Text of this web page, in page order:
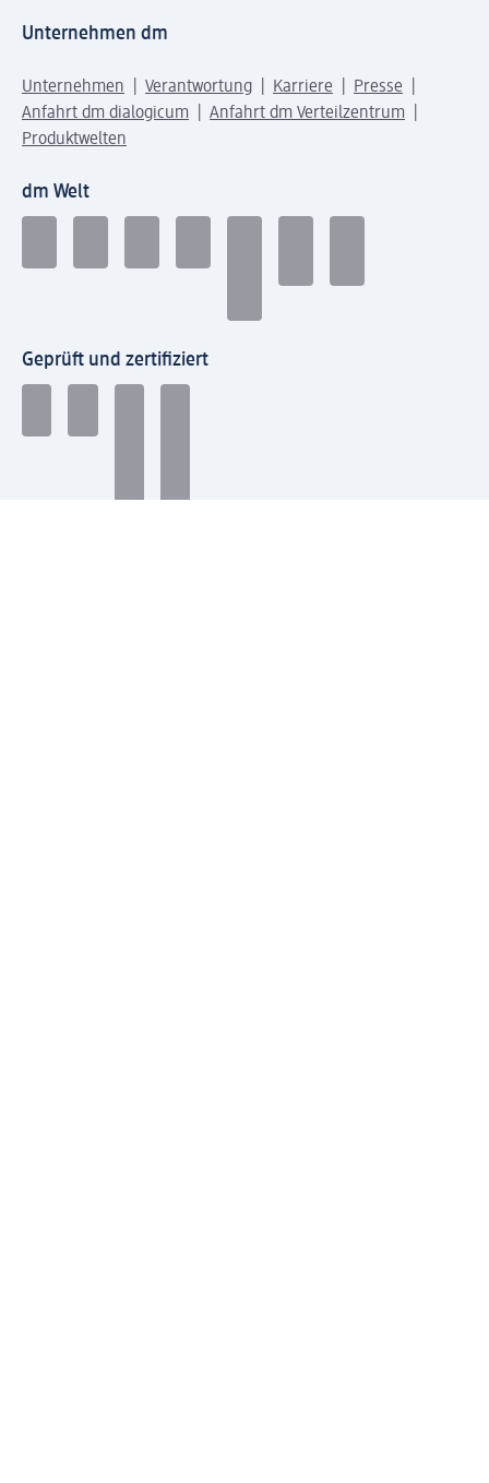
Unternehmen dm
Unternehmen Verantwortung Karriere
Presse
Anfahrt dm dialogicum
Anfahrt dm Verteilzentrum
Produktwelten
dm Welt
Geprüft und zertifiziert